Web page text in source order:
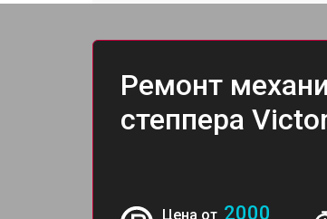
Ремонт
степпера
Цена от 2000